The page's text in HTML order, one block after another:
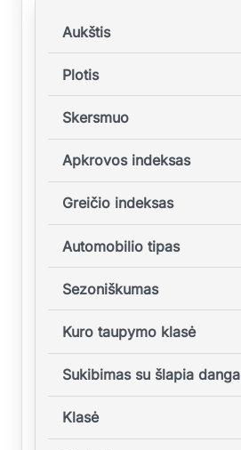
Aukštis
Plotis
Skersmuo
Apkrovos indeksas
Greičio indeksas
Automobilio tipas
Sezoniškumas
Kuro taupymo klasė
Sukibimas su šlapia danga
Klasė